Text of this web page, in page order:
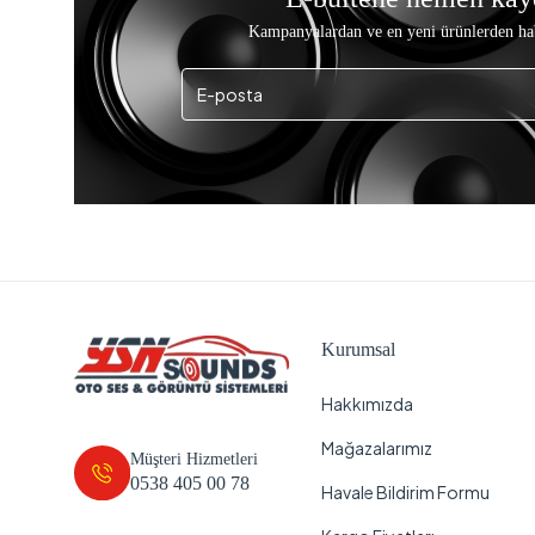
Kampanyalardan ve en yeni ürünlerden
Müşteri Hizmetleri
0538 405 00 78
Kurumsal
Hakkımızda
Mağazalarımız
Havale Bildirim Formu